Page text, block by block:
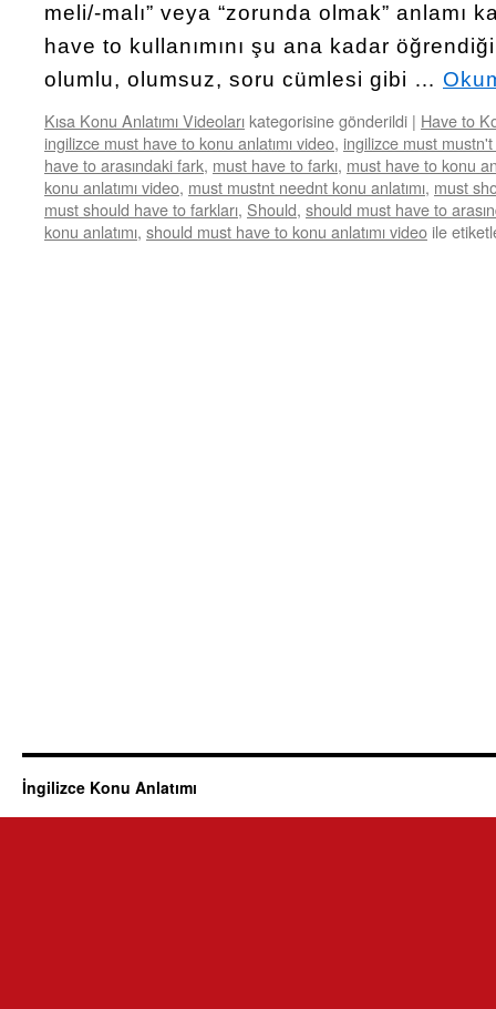
meli/-malı” veya “zorunda olmak” anlamı
have to kullanımını şu ana kadar
olumlu, olumsuz, soru cümlesi gibi …
Kısa Konu Anlatımı Videoları kategorisine gönderildi | Have to
ingilizce must have to konu anlatımı video, ingilizce must mustn't
have to arasındaki fark, must have to farkı, must have to konu
konu anlatımı video, must mustnt neednt konu anlatımı, must
must should have to farkları, Should, should must have to
konu anlatımı, should must have to konu anlatımı video ile
İngilizce Konu Anlatımı